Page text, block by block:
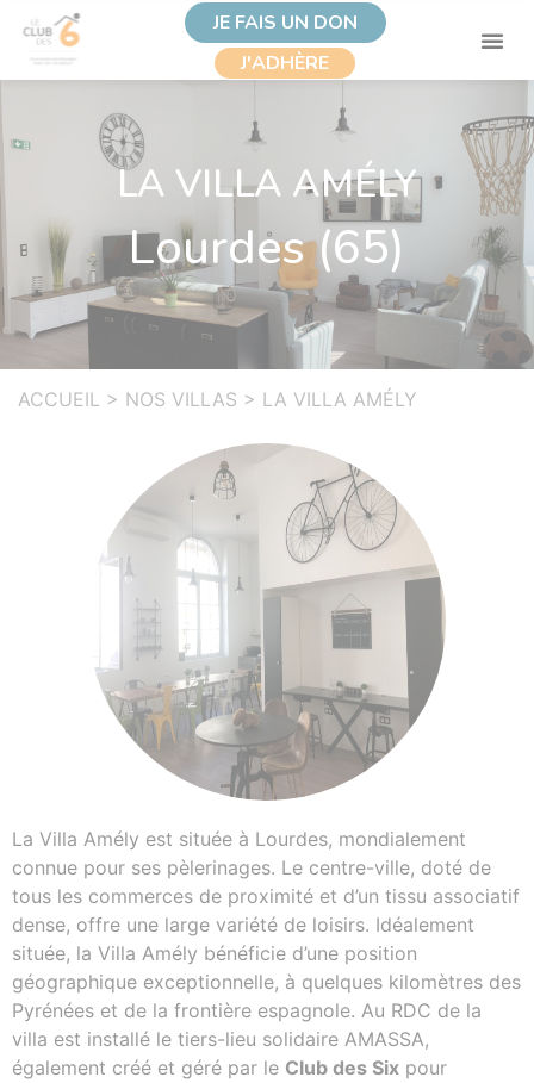
JE FAIS UN DON
J'ADHÈRE
LA VILLA AMÉLY
Lourdes (65)
ACCUEIL > NOS VILLAS > LA VILLA AMÉLY
La Villa Amély est située à Lourdes, mondialement
connue pour ses pèlerinages. Le centre-ville, doté de
tous les commerces de proximité et d’un tissu associatif
dense, offre une large variété de loisirs. Idéalement
située, la Villa Amély bénéficie d’une position
géographique exceptionnelle, à quelques kilomètres des
Pyrénées et de la frontière espagnole. Au RDC de la
villa est installé le tiers-lieu solidaire AMASSA,
également créé et géré par le Club des Six pour